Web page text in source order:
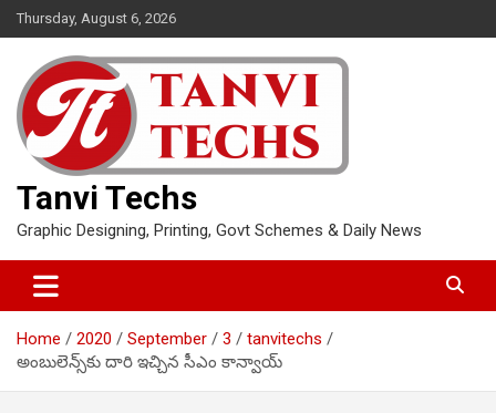
Skip
to
content
Thursday, August 6, 2026
Tanvi Techs
Graphic Designing, Printing, Govt Schemes & Daily News
Home 2020 September 3
tanvitechs
అంబులెన్స్‌కు దారి ఇచ్చిన సీఎం కాన్వాయ్‌